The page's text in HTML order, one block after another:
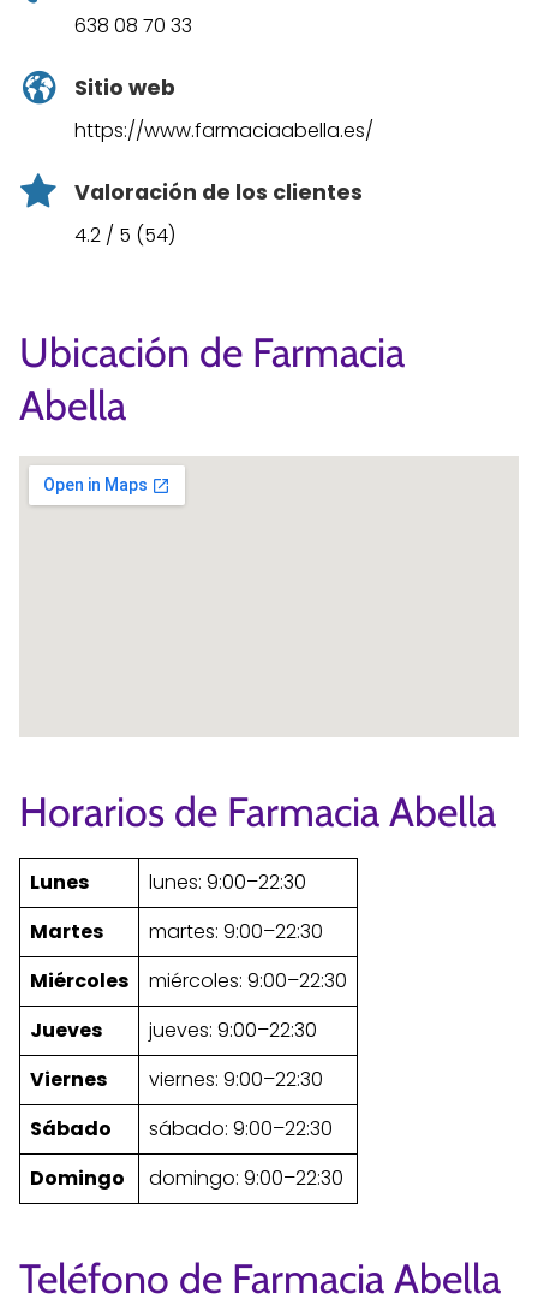
638 08 70 33
Sitio web
https://www.farmaciaabella.es/
Valoración de los clientes
4.2 / 5 (54)
Ubicación de Farmacia
Abella
Horarios de Farmacia Abella
Lunes
lunes: 9:00–22:30
Martes
martes: 9:00–22:30
Miércoles
miércoles: 9:00–22:30
Jueves
jueves: 9:00–22:30
Viernes
viernes: 9:00–22:30
Sábado
sábado: 9:00–22:30
Domingo
domingo: 9:00–22:30
Teléfono de Farmacia Abella